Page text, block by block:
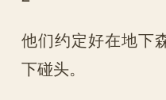
他们约定好在地下
下碰头。